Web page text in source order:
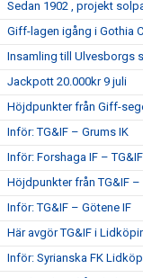
Sedan 1902 , projekt
Giff-lagen igång i Gothia
Insamling till Ulvesborgs
Jackpott 20.000kr 9 juli
Höjdpunkter från Giff-
Inför: TG&IF – Grums IK
Inför: Forshaga IF – TG&IF
Höjdpunkter från TG&IF –
Inför: TG&IF – Götene IF
Här avgör TG&IF i
Inför: Syrianska FK